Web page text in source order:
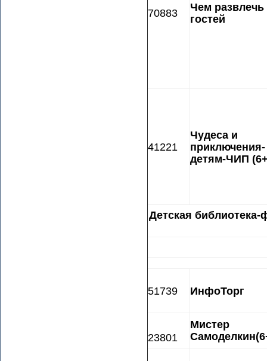
70883
Чем развлечь
гостей
41221
Чудеса и
приключения-
детям-ЧИП
Детская
51739 ИнфоТорг
23801
Мистер